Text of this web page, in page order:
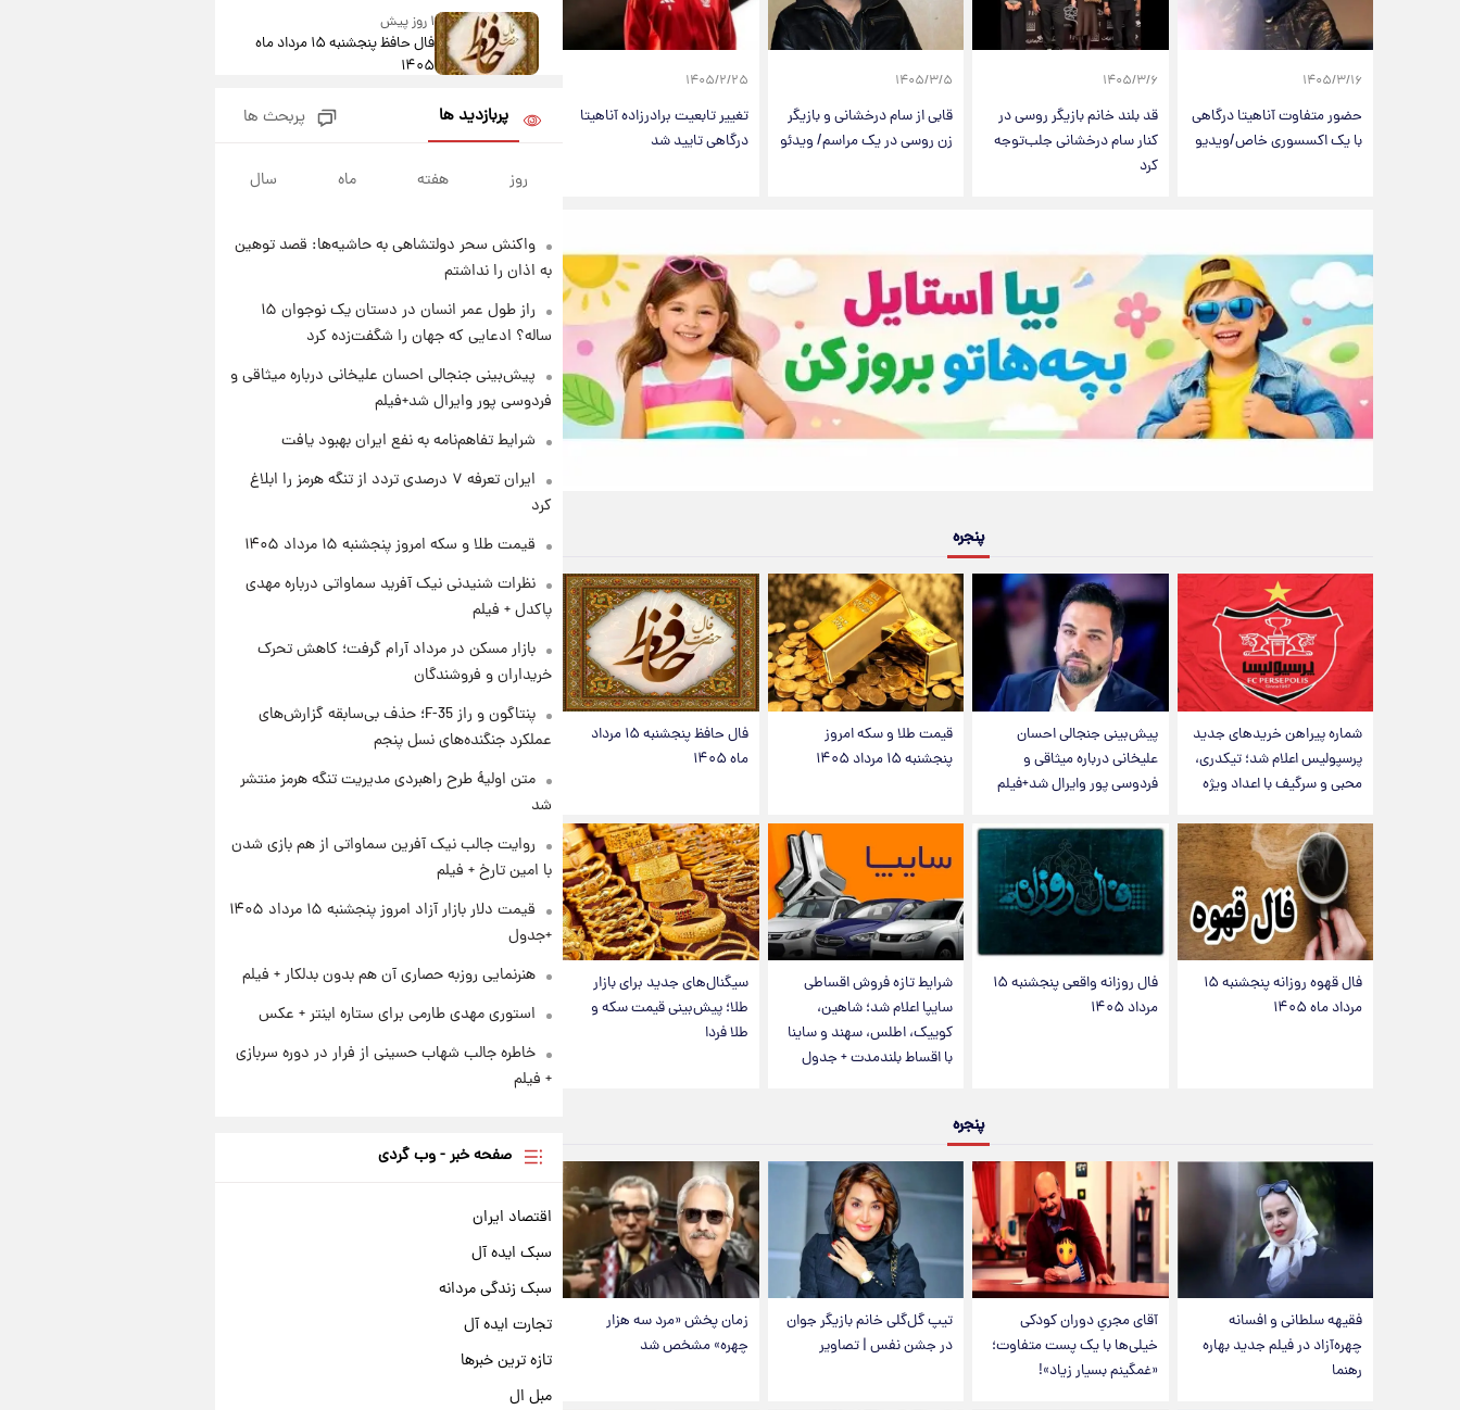
۱۴۰۵/۳/۱۶
حضور متفاوت آناهیتا درگاهی
با یک اکسسوری خاص/ویدیو
۱۴۰۵/۳/۶
قد بلند خانم بازیگر روسی در
کنار سام درخشانی جلب‌توجه
کرد
۱۴۰۵/۳/۵
قابی از سام درخشانی و بازیگر
زن روسی در یک مراسم/ ویدئو
۱۴۰۵/۲/۲۵
تغییر تابعیت برادرزاده آناهیتا
درگاهی تایید شد
پنجره
شماره پیراهن خریدهای جدید
پرسپولیس اعلام شد؛ تیکدری،
محبی و سرگیف با اعداد ویژه
پیش‌بینی جنجالی احسان
علیخانی درباره میثاقی و
فردوسی پور وایرال شد+فیلم
قیمت طلا و سکه امروز
پنجشنبه ۱۵ مرداد ۱۴۰۵
فال حافظ پنجشنبه ۱۵ مرداد
ماه ۱۴۰۵
فال قهوه روزانه پنجشنبه ۱۵
مرداد ماه ۱۴۰۵
فال روزانه واقعی پنجشنبه ۱۵
مرداد ۱۴۰۵
شرایط تازه فروش اقساطی
سایپا اعلام شد؛ شاهین،
کوییک، اطلس، سهند و ساینا
با اقساط بلندمدت + جدول
سیگنال‌های جدید برای بازار
طلا؛ پیش‌بینی قیمت سکه و
طلا فردا
پنجره
فقیهه سلطانی و افسانه
چهره‌آزاد در فیلم جدید بهاره
رهنما
آقای مجریِ دوران کودکی
خیلی‌ها با یک پست متفاوت؛
«غمگینم بسیار زیاد»!
تیپ گل‌گلی خانم بازیگر جوان
در جشن نفس | تصاویر
زمان پخش «مرد سه هزار
چهره» مشخص شد
۱ روز پیش
فال حافظ پنجشنبه ۱۵ مرداد ماه
۱۴۰۵
فال قهوه روزانه پنجشنبه ۱۵ مرداد
ماه ۱۴۰۵
۱ روز پیش
چهارشنبه ۱۴ مرداد + جدول
۱ روز پیش
تولید سایپا؛ نام خودرو، مبلغ پیش
پرداخت و زمان تحویل | سود
مشارکت چند درصد است؟
پربازدید ها پربحث ها
روز هفته ماه سال
واکنش سحر دولتشاهی به حاشیه‌ها: قصد توهین
به اذان را نداشتم
راز طول عمر انسان در دستان یک نوجوان ۱۵
ساله؟ ادعایی که جهان را شگفت‌زده کرد
پیش‌بینی جنجالی احسان علیخانی درباره میثاقی و
فردوسی پور وایرال شد+فیلم
شرایط تفاهم‌نامه به نفع ایران بهبود یافت
ایران تعرفه ۷ درصدی تردد از تنگه هرمز را ابلاغ
کرد
قیمت طلا و سکه امروز پنجشنبه ۱۵ مرداد ۱۴۰۵
نظرات شنیدنی نیک آفرید سماواتی درباره مهدی
پاکدل + فیلم
بازار مسکن در مرداد آرام گرفت؛ کاهش تحرک
خریداران و فروشندگان
پنتاگون و راز F-35؛ حذف بی‌سابقه گزارش‌های
عملکرد جنگنده‌های نسل پنجم
متن اولیۀ طرح راهبردی مدیریت تنگه هرمز منتشر
شد
روایت جالب نیک آفرین سماواتی از هم بازی شدن
با امین تارخ + فیلم
قیمت دلار بازار آزاد امروز پنجشنبه ۱۵ مرداد ۱۴۰۵
+جدول
هنرنمایی روزبه حصاری آن هم بدون بدلکار + فیلم
استوری مهدی طارمی برای ستاره اینتر + عکس
خاطره جالب شهاب حسینی از فرار در دوره سربازی
+ فیلم
صفحه خبر - وب گردی
اقتصاد ایران
سبک ایده آل
سبک زندگی مردانه
تجارت ایده آل
تازه ترین خبرها
مبل ال